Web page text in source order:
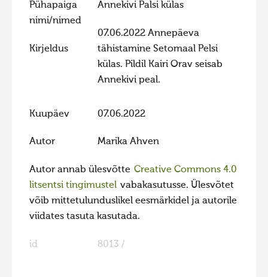
Hiite kuvavõistlus 2020
Hiite kuvavõistlus 2020 lisa
Liikuvad kuvad 2020
Hiite kuvavõistlus 2019
Hiite kuvavõistlus 2017
Hiite kuvavõistlus 2016
Hiite kuvavõistlus 2014
Hiite kuvavõistlus 2013
Hiite kuvavõistlus 2011
Pühapaiga
nimi/nimed
Annekivi Palsi külas
Kirjeldus
07.06.2022 Annepäeva
tähistamine Setomaal Pelsi
külas. Pildil Kairi Orav seisab
Annekivi peal.
Kuupäev 07.06.2022
Autor Marika Ahven
Autor annab ülesvõtte Creative Commons 4.0
litsentsi tingimustel vabakasutusse. Ülesvõtet
võib mittetulunduslikel eesmärkidel ja autorile
viidates tasuta kasutada.
id 8013 /